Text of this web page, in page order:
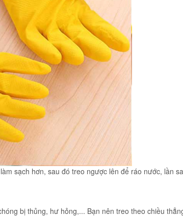
sạch hơn, sau đó treo ngược lên để ráo nước, lần sau
bị thủng, hư hỏng,... Bạn nên treo theo chiều thẳng